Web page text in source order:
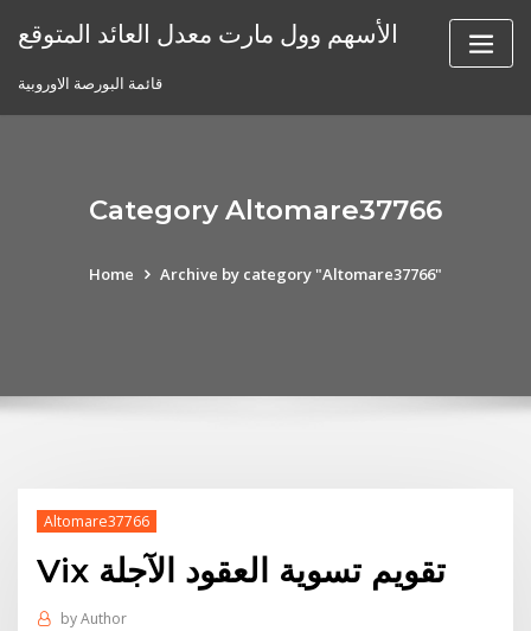
الأسهم وول مارت معدل العائد المتوقع
قائمة البورصة الاوروبية
Category Altomare37766
Home Archive by category "Altomare37766"
Altomare37766
Vix تقويم تسوية العقود الآجلة
byAuthor